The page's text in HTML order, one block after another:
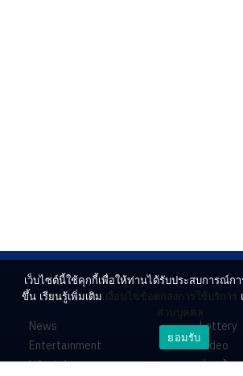
News
Entertainment
Lifestyle
Lottery
Video
ร่วมด้วย
เว็บไซต์นี้ใช้คุกกี้เพื่อให้ท่านได้รับประสบการณ์กา
ขึ้น เรียนรู้เพิ่มเติม เงื่อนไขข้อตกลงการใช้บริการ
ส่วนบุคคล
ยอมรับ